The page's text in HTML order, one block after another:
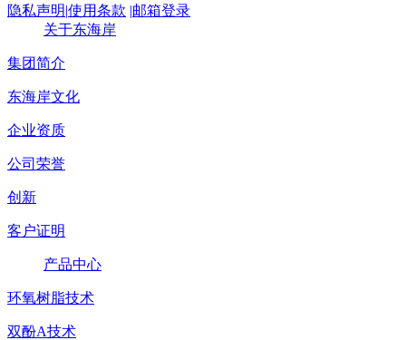
隐私声明|使用条款 |邮箱登录
关于东海岸
集团简介
东海岸文化
企业资质
公司荣誉
创新
客户证明
产品中心
环氧树脂技术
双酚A技术